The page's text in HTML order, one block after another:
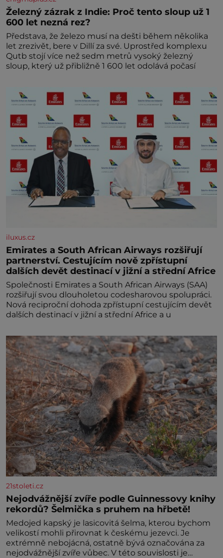
Železný zázrak z Indie: Proč tento sloup už 1
600 let nezná rez?
Představa, že železo musí na dešti během několika
let zrezivět, bere v Dillí za své. Uprostřed komplexu
Qutb stojí více než sedm metrů vysoký železný
sloup, který už přibližně 1 600 let odolává počasí
iluxus.cz
Emirates a South African Airways rozšiřují
partnerství. Cestujícím nově zpřístupní
dalších devět destinací v jižní a střední Africe
Společnosti Emirates a South African Airways (SAA)
rozšiřují svou dlouholetou codesharovou spolupráci.
Nová reciproční dohoda zpřístupní cestujícím devět
dalších destinací v jižní a střední Africe a u
21stoleti.cz
Nejodvážnější zvíře podle Guinnessovy knihy
rekordů? Šelmička s pruhem na hřbetě!
Medojed kapský je lasicovitá šelma, kterou bychom
velikostí mohli přirovnat k českému jezevci. Je
extrémně nebojácná, ostatně bývá označována za
nejodvážnější zvíře vůbec. V této souvislosti je